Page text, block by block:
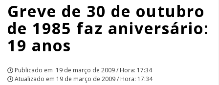
19
anos
APCEF/SP
Greve de 30 de outubro
de 1985 faz aniversário:
19 anos
Publicado em 19 de março de 2009 / Hora: 17:34
Atualizado em 19 de março de 2009 / Hora: 17:34